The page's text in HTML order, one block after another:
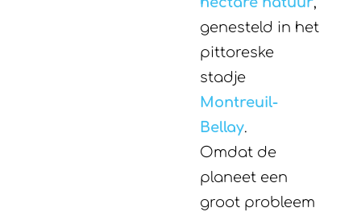
genesteld in het
pittoreske
stadje
Montreuil-
Bellay.
Omdat de
planeet een
groot probleem